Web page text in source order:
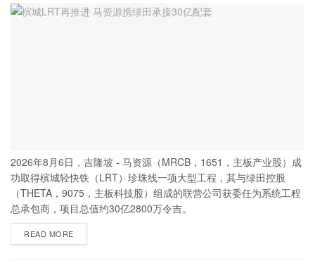
2026年8月6日，吉隆坡 - 马资源（MRCB，1651，主板产业股）成
功取得槟城轻快铁（LRT）珍珠线一项大型工程，其与绿田控股
（THETA，9075，主板科技股）组成的联营公司获委任为系统工程
总承包商，项目总值约30亿2800万令吉。
READ MORE